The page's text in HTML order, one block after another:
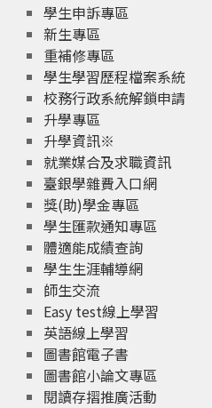
學生申訴專區
新生專區
重補修專區
學生學習歷程檔案系統
校務行政系統解鎖申請
升學專區
升學資訊※
就業媒合及求職資訊
臺銀學雜費入口網
獎(助)學金專區
學生匯款通知專區
體適能成績查詢
學生生涯輔導網
師生交流
Easy test線上學習
英語線上學習
圖書館電子書
圖書館小論文專區
閱讀存摺推廣活動